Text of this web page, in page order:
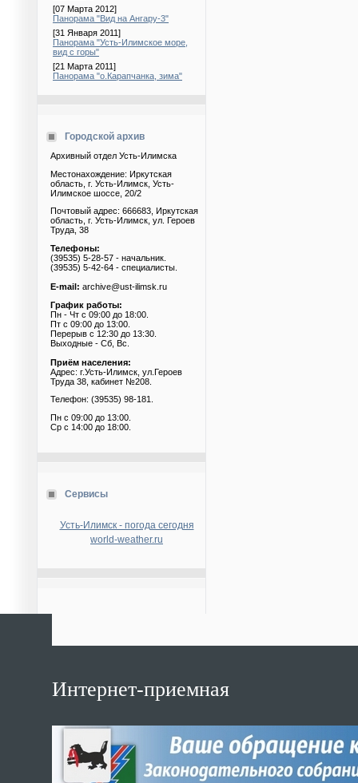
[07 Марта 2012]
Панорама "Вид на Ангару-3"
[31 Января 2011]
Панорама "Усть-Илимское море,
вид с горы"
[21 Марта 2011]
Панорама "о.Карапчанка, зима"
Городской архив
Архивный отдел Усть-Илимска
Местонахождение: Иркутская
область, г. Усть-Илимск, Усть-
Илимское шоссе, 20/2
Почтовый адрес: 666683, Иркутская
область, г. Усть-Илимск, ул. Героев
Труда, 38
Телефоны:
(39535) 5-28-57 - начальник.
(39535) 5-42-64 - специалисты.
E-mail: archive@ust-ilimsk.ru
График работы:
Пн - Чт с 09:00 до 18:00.
Пт с 09:00 до 13:00.
Перерыв с 12:30 до 13:30.
Выходные - Сб, Вс.
Приём населения:
Адрес: г.Усть-Илимск, ул.Героев
Труда 38, кабинет №208.
Телефон: (39535) 98-181.
Пн с 09:00 до 13:00.
Ср с 14:00 до 18:00.
Сервисы
Усть-Илимск - погода сегодня
world-weather.ru
Интернет-приемная